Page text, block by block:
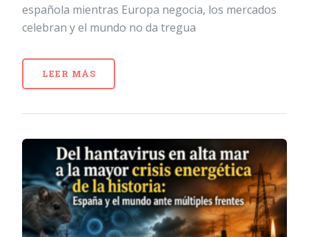
española mientras Europa negocia, los mercados
celebran y el mundo no da tregua
LEER MÁS